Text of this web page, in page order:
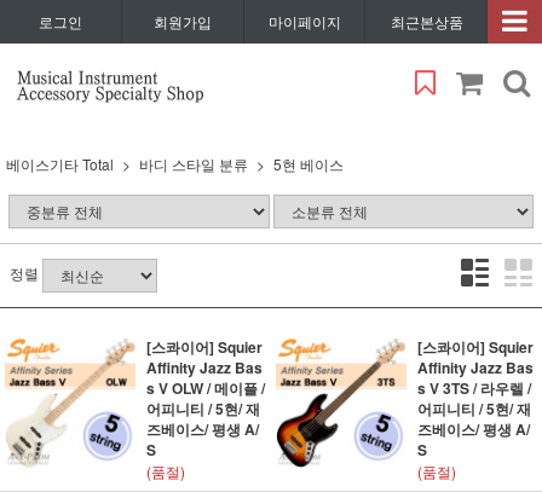
로그인 회원가입 마이페이지 최근본상품
베이스기타 Total 바디 스타일 분류 5현 베이스
정렬
[스콰이어] Squier
Affinity Jazz Bas
s V OLW / 메이플 /
어피니티 / 5현/ 재
즈베이스/ 평생 A/
S
(품절)
[스콰이어] Squier
Affinity Jazz Bas
s V 3TS / 라우렐 /
어피니티 / 5현/ 재
즈베이스/ 평생 A/
S
(품절)